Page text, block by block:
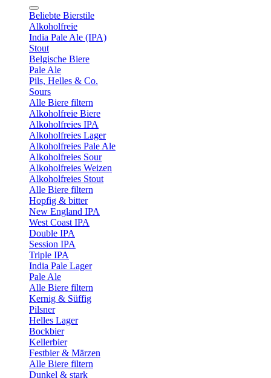
Beliebte Bierstile
Alkoholfreie
India Pale Ale (IPA)
Stout
Belgische Biere
Pale Ale
Pils, Helles & Co.
Sours
Alle Biere filtern
Alkoholfreie Biere
Alkoholfreies IPA
Alkoholfreies Lager
Alkoholfreies Pale Ale
Alkoholfreies Sour
Alkoholfreies Weizen
Alkoholfreies Stout
Alle Biere filtern
Hopfig & bitter
New England IPA
West Coast IPA
Double IPA
Session IPA
Triple IPA
India Pale Lager
Pale Ale
Alle Biere filtern
Kernig & Süffig
Pilsner
Helles Lager
Bockbier
Kellerbier
Festbier & Märzen
Alle Biere filtern
Dunkel & stark